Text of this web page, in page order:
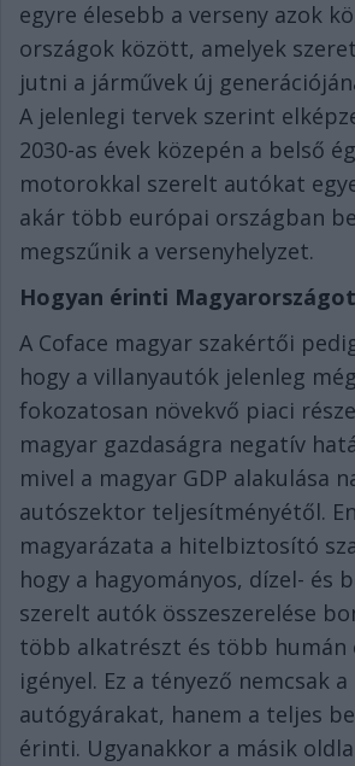
egyre élesebb a verseny azok
országok között, amelyek
jutni a járművek új
A jelenlegi tervek szerint
2030-as évek közepén a belső
motorokkal szerelt autókat
akár több európai országban
megszűnik a versenyhelyzet.
Hogyan érinti
A Coface magyar szakértői
hogy a villanyautók jelenleg
fokozatosan növekvő piaci
magyar gazdaságra negatív
mivel a magyar GDP alakulása
autószektor teljesítményétől.
magyarázata a hitelbiztosító
hogy a hagyományos, dízel- és
szerelt autók összeszerelése
több alkatrészt és több
igényel. Ez a tényező nemcsak
autógyárakat, hanem a teljes
érinti. Ugyanakkor a másik